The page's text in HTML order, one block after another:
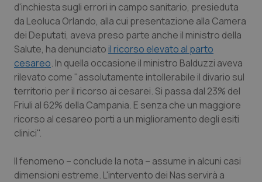
Sardegna
Sicilia
Toscana
Umbria
Valle D’Aosta
Veneto
Malattia di Crohn & Rettocolite Ulcerosa
Neuroscienze & patologie neurodegenerative
Obesità
Oftalmologia
Oncodermatologia
Oncoematologia
d'inchiesta sugli errori in campo sanitario, presieduta
da Leoluca Orlando, alla cui presentazione alla Camera
dei Deputati, aveva preso parte anche il ministro della
Salute, ha denunciatoil ricorso elevato al parto
cesareo. In quella occasione il ministro Balduzzi aveva
rilevato come "assolutamente intollerabile il divario sul
territorio per il ricorso ai cesarei. Si passa dal 23% del
Friuli al 62% della Campania. E senza che un maggiore
ricorso al cesareo porti a un miglioramento degli esiti
clinici".
Il fenomeno – conclude la nota – assume in alcuni casi
dimensioni estreme. L'intervento dei Nas servirà a